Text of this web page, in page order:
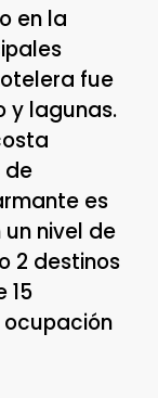
en la
fue
y lagunas.
de
es
nivel de
2 destinos
15
ocupación